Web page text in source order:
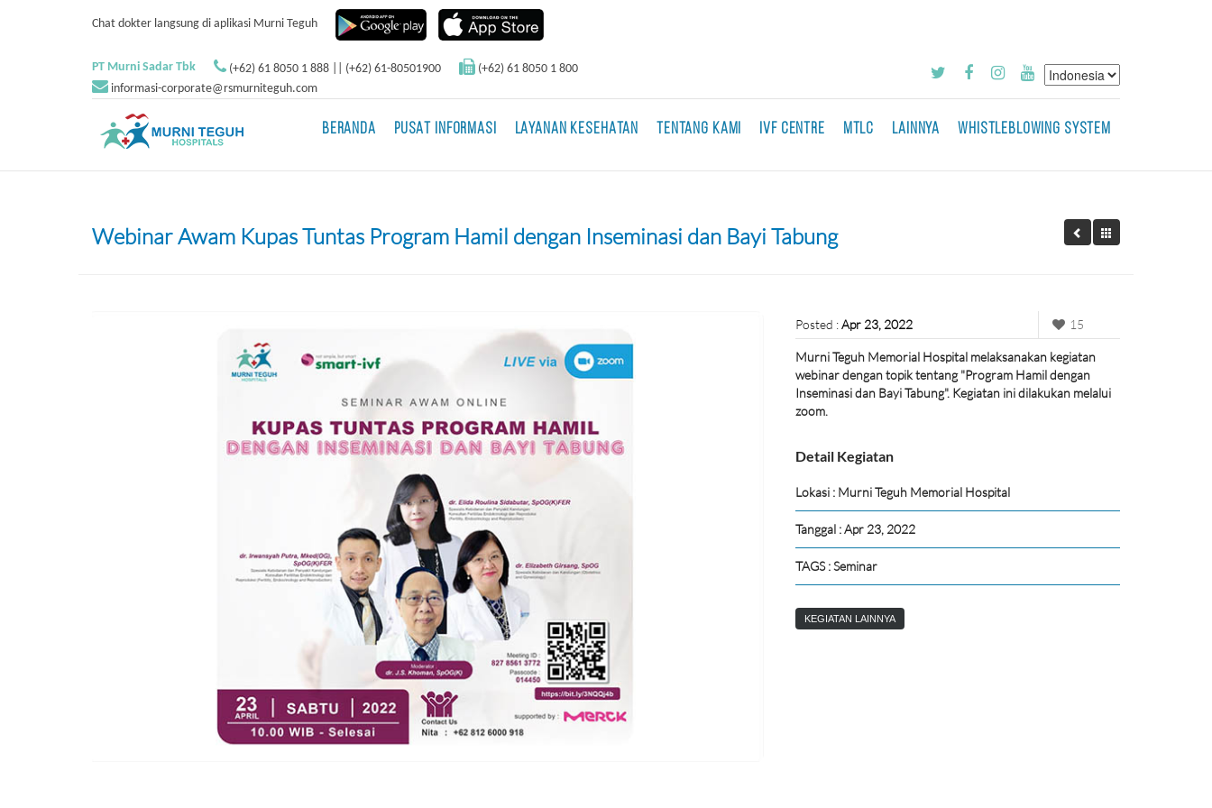
Chat dokter langsung di aplikasi Murni Teguh
PT Murni Sadar Tbk (+62) 61 8050 1 888 || (+62) 61-80501900
(+62) 61 8050 1 800
informasi-corporate@rsmurniteguh.com
BERANDA PUSAT INFORMASI LAYANAN KESEHATAN TENTANG KAMI IVF CENTRE MTLC LAINNYA WHISTLEBLOWING SYSTEM
Webinar Awam Kupas Tuntas Program Hamil dengan Inseminasi dan Bayi Tabung
Posted :Apr 23, 2022 15
Murni Teguh Memorial Hospital melaksanakan kegiatan
webinar dengan topik tentang "Program Hamil dengan
Inseminasi dan Bayi Tabung". Kegiatan ini dilakukan melalui
zoom.
Detail Kegiatan
Lokasi : Murni Teguh Memorial Hospital
Tanggal : Apr 23, 2022
TAGS : Seminar
KEGIATAN LAINNYA